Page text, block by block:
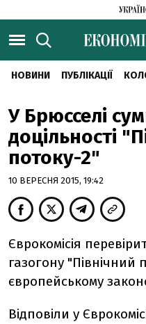
НОВИНИ ПУБЛІКАЦІЇ
У Брюсселі
доцільності
потоку-2"
10 ВЕРЕСНЯ 2015, 19:42
Єврокомісія
газогону "Північний
європейському
Відповіли у